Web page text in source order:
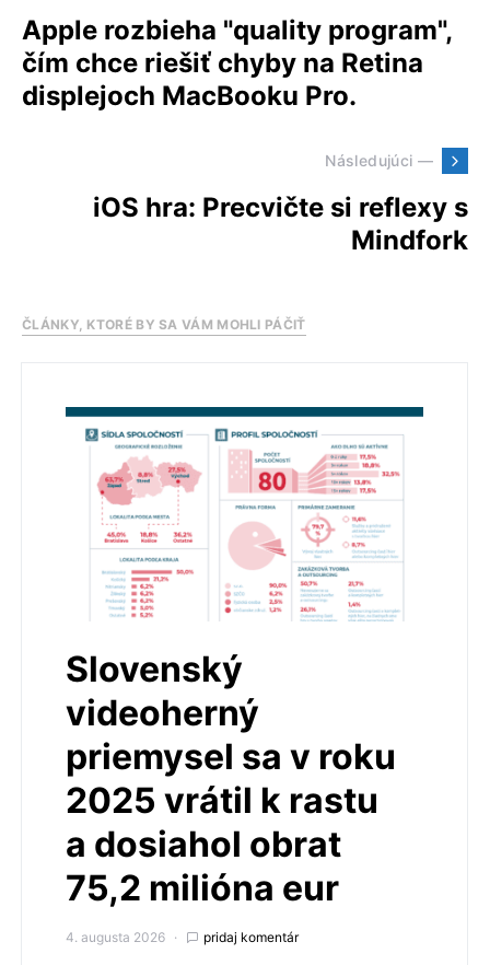
Apple rozbieha "quality program",
čím chce riešiť chyby na Retina
displejoch MacBooku Pro.
Následujúci —
iOS hra: Precvičte si reflexy s
Mindfork
ČLÁNKY, KTORÉ BY SA VÁM MOHLI PÁČIŤ
Slovenský
videoherný
priemysel sa v roku
2025 vrátil k rastu
a dosiahol obrat
75,2 milióna eur
4. augusta 2026 pridaj komentár